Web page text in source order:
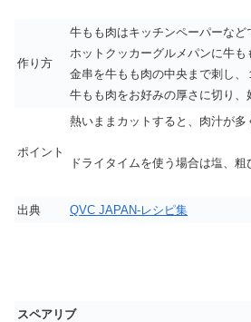
作り方
牛もも肉はキッチンペーパーな
ホットクッカーグルメパンに牛
金串を牛もも肉の中央まで刺し
牛もも肉をお好みの厚さに切り、
ポイント
熱いままカットすると、肉汁が
ドライタイムを使う場合は塩、
出典 QVC JAPAN-レシピ集
スペアリブ